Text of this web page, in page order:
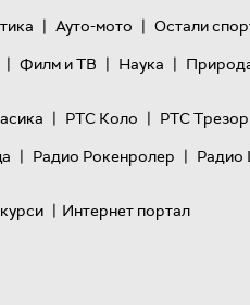
| Ауто-мото | Остали
| Филм и ТВ | Наука |
| РТС Коло | РТС Трезор
| Радио Рокенролер | Радио
| Интернет портал